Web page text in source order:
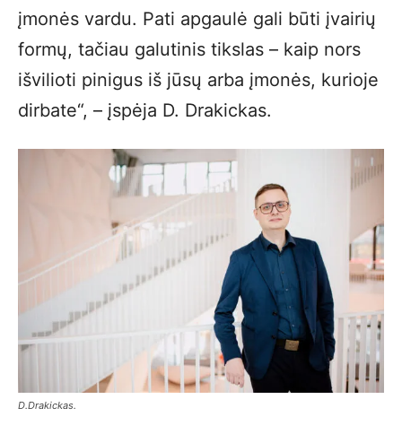
įmonės vardu. Pati apgaulė gali būti įvairių
formų, tačiau galutinis tikslas – kaip nors
išvilioti pinigus iš jūsų arba įmonės, kurioje
dirbate“, – įspėja D. Drakickas.
D.Drakickas.